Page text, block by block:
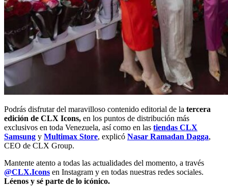
Podrás disfrutar del maravilloso contenido editorial de la tercera
edición de CLX Icons, en los puntos de distribución más
exclusivos en toda Venezuela, así como en las tiendas CLX
Samsung y Multimax Store, explicó Nasar Ramadan Dagga,
CEO de CLX Group.
Mantente atento a todas las actualidades del momento, a través
@CLX.Icons en Instagram y en todas nuestras redes sociales.
Léenos y sé parte de lo icónico.